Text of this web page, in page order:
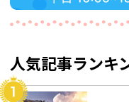
人気記事ランキ